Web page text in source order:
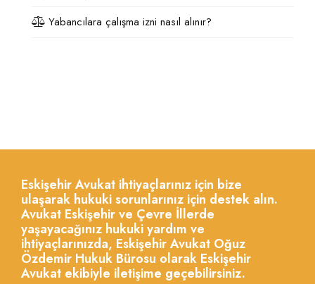
Yabancılara çalışma izni nasıl alınır?
Eskişehir Avukat ihtiyaçlarınız için bize
ulaşarak hukuki sorunlarınız için destek alın.
Avukat Eskişehir ve Çevre İllerde
yaşayacağınız hukuki yardım ve
ihtiyaçlarınızda, Eskişehir Avukat Oğuz
Özdemir Hukuk Bürosu olarak Eskişehir
Avukat ekibiyle iletişime geçebilirsiniz.